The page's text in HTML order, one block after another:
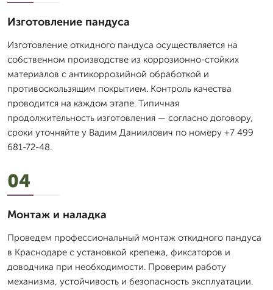
Изготовление пандуса
Изготовление откидного пандуса осуществляется на
собственном производстве из коррозионно-стойких
материалов с антикоррозийной обработкой и
противоскользящим покрытием. Контроль качества
проводится на каждом этапе. Типичная
продолжительность изготовления — согласно договору,
сроки уточняйте у Вадим Даниилович по номеру +7 499
681-72-48.
04
Монтаж и наладка
Проведем профессиональный монтаж откидного пандуса
в Краснодаре с установкой крепежа, фиксаторов и
доводчика при необходимости. Проверим работу
механизма, устойчивость и безопасность эксплуатации.